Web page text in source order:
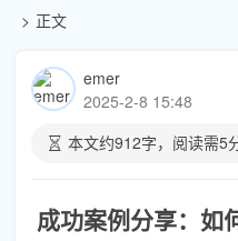
正文
emer
2025-2-8 15:48
本文约912字，阅读需5
成功案例分享：如